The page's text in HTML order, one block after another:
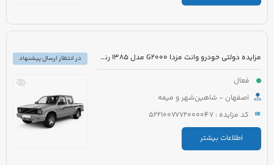
مزایده دولتی خودرو وانت مزدا G2000 مدل 1385 رنگ نقره ای
فعال
اصفهان - شاهین‌شهر و میمه
کد مزایده : 5221007772000047
اطلاعات بیشتر
در انتظار ارسال پیشنهاد